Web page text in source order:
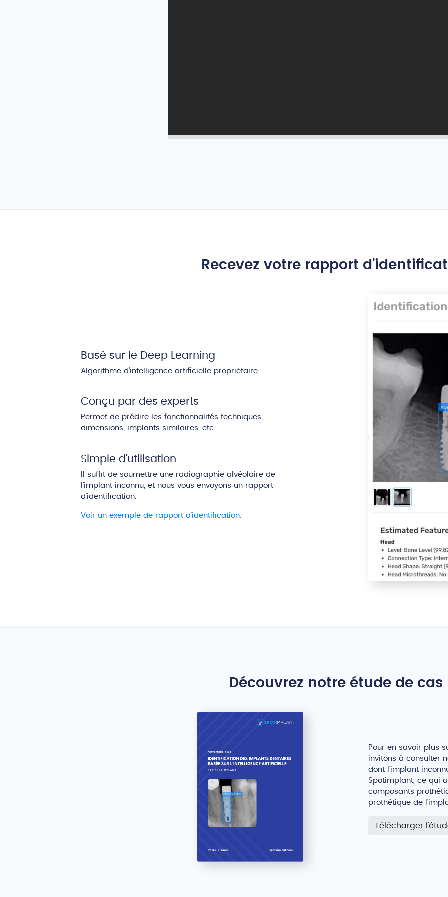
Recevez votre rapport
Basé sur le Deep Learning
Algorithme d'intelligence artificielle propriétaire
Conçu par des experts
Permet de prédire les fonctionnalités techniques,
dimensions, implants similaires, etc.
Simple d'utilisation
Il suffit de soumettre une radiographie alvéolaire de
l'implant inconnu, et nous vous envoyons un rapport
d'identification.
Voir un exemple de rapport d'identification.
Découvrez notre étude de cas
Pour en savoir plus
invitons à consulter
dont l'implant
Spotimplant, ce qui
composants
prothétique de
Télécharger